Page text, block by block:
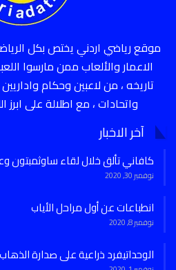
موقع رياضي اردني يختص بكل
تاريخه ، من لاعبين وحكام
واتحادات ، مع اطلالة على ابرز
آخر الاخبار
كافاني تألق خلال لقاء ساوثمبتون
نوفمبر 30, 2020
انطباعات عن أول مراحل الأياب
نوفمبر 8, 2020
الوحداتيفرد ذراعية على صدارة الذهاب